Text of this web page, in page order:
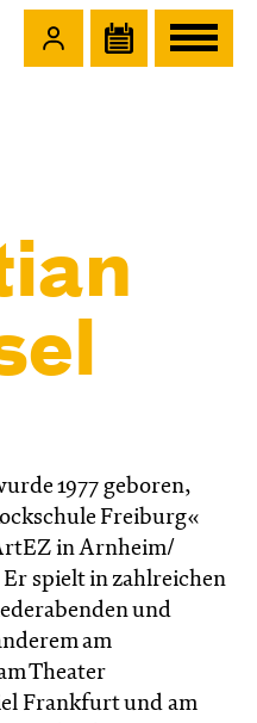
1977 geboren,
Freiburg«
in Arnheim/
Er spielt in zahlreichen
und
am
Theater
Frankfurt und am